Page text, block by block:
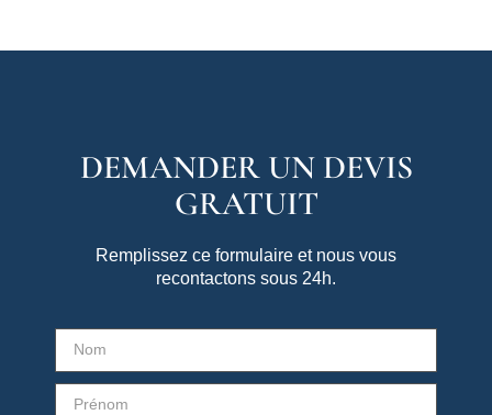
DEMANDER UN DEVIS
GRATUIT
Remplissez ce formulaire et nous vous
recontactons sous 24h.